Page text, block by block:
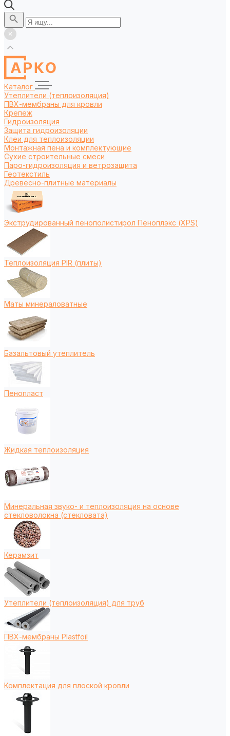
Каталог
Утеплители (теплоизоляция)
ПВХ-мембраны для кровли
Крепеж
Гидроизоляция
Защита гидроизоляции
Клеи для теплоизоляции
Монтажная пена и комплектующие
Сухие строительные смеси
Паро-гидроизоляция и ветрозащита
Геотекстиль
Древесно-плитные материалы
Экструдированный пенополистирол Пеноплэкс (XPS)
Теплоизоляция PIR (плиты)
Маты минераловатные
Базальтовый утеплитель
Пенопласт
Жидкая теплоизоляция
Минеральная звуко- и теплоизоляция на основе
стекловолокна (стекловата)
Керамзит
Утеплители (теплоизоляция) для труб
ПВХ-мембраны Plastfoil
Комплектация для плоской кровли